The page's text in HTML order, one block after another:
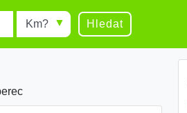
Radius Hledat